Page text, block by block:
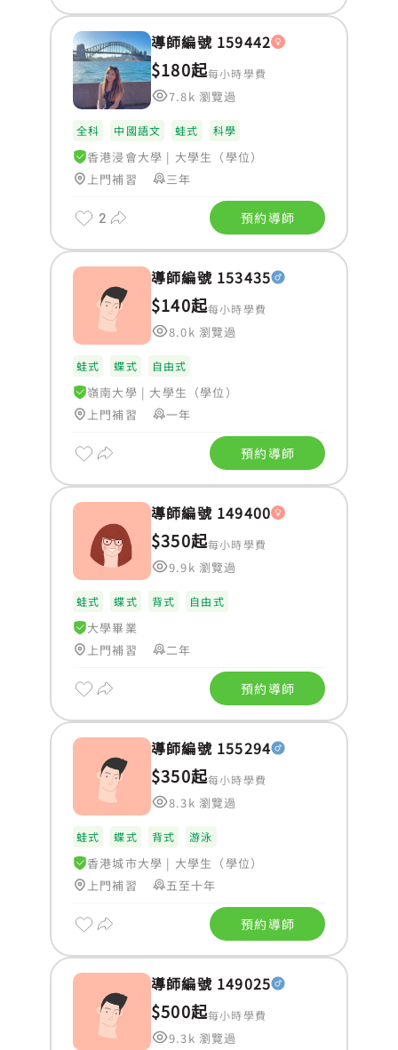
導師編號 159442
$180起每小時學費
7.8k 瀏覽過
全科 中國語文 蛙式 科學
香港浸會大學 | 大學生（學位）
上門補習
三年
2 預約導師
導師編號 153435
$140起每小時學費
8.0k 瀏覽過
蛙式 蝶式 自由式
嶺南大學 | 大學生（學位）
上門補習
一年
預約導師
導師編號 149400
$350起每小時學費
9.9k 瀏覽過
蛙式 蝶式 背式 自由式
大學畢業
上門補習
二年
預約導師
導師編號 155294
$350起每小時學費
8.3k 瀏覽過
蛙式 蝶式 背式 游泳
香港城市大學 | 大學生（學位）
上門補習
五至十年
預約導師
導師編號 149025
$500起每小時學費
9.3k 瀏覽過